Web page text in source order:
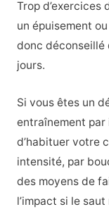
Trop
un épuisement
donc déconseillé
jours.
Si vous êtes un
entraînement
d’habituer votre
intensité, par
des moyens de
l’impact si le